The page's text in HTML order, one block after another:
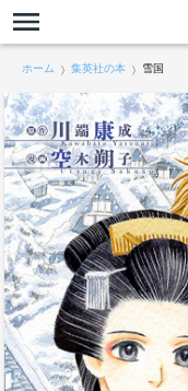
ホーム 集英社の本 雪国